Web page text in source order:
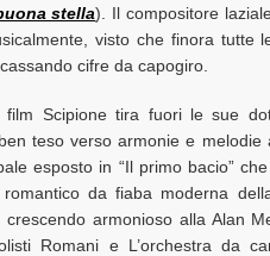
stella). Il compositore
visto che finora tutte
cifre da capogiro.
Scipione tira fuori le sue
teso verso armonie e
esposto in “Il primo bacio”
da fiaba moderna
crescendo armonioso alla Alan
Romani e L’orchestra da